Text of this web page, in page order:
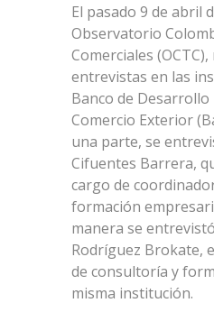
El pasado 9 de abril
Observatorio
Comerciales
entrevistas en las
Banco de
Comercio Exterior
una parte, se
Cifuentes Barrera,
cargo de
formación
manera se
Rodríguez Brokate,
de consultoría y
misma institución.